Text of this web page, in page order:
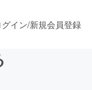
グイン/新規会員登録